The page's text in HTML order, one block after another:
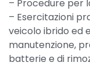
– Procedure per
– Esercitazioni
veicolo ibrido ed
manutenzione,
batterie e di